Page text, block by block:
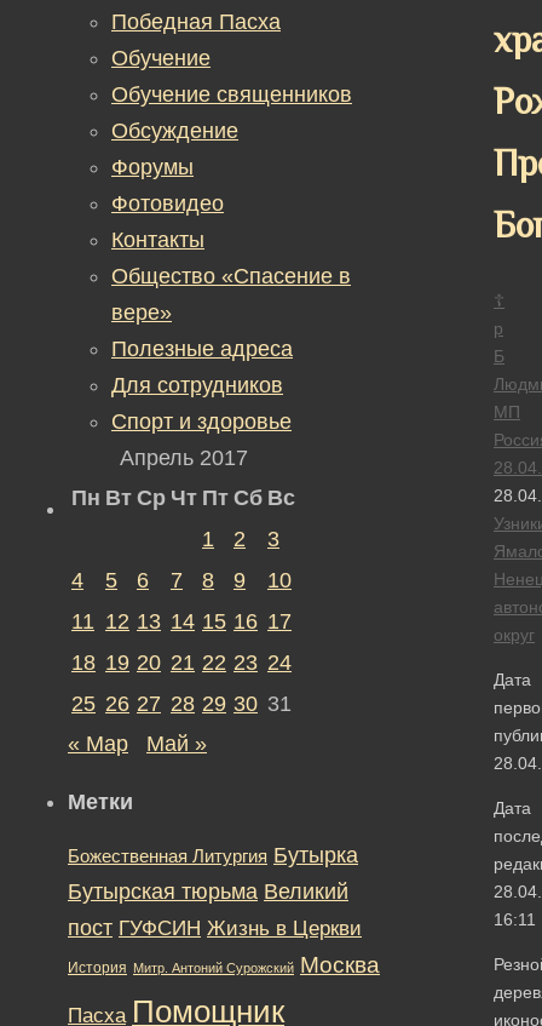
☦
р
Б
МП
округ
Дата
Дата
16:11
Победная Пасха
Обучение
Обучение священников
Обсуждение
Форумы
Фотовидео
Контакты
Общество «Спасение в
вере»
Полезные адреса
Для сотрудников
Спорт и здоровье
Апрель 2017
Пн Вт Ср Чт Пт Сб Вс
1
2
3
4
5 6 7 8 9
10
11 12 13 14 15 16 17
18 19 20 21 22 23 24
25 26 27 28 29 30 31
« Мар
Май »
Метки
Божественная Литургия Бутырка
Бутырская тюрьма Великий
пост ГУФСИН Жизнь в Церкви
История Митр. Антоний Сурожский Москва
Пасха Помощник